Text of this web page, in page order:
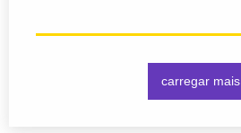
carregar mais